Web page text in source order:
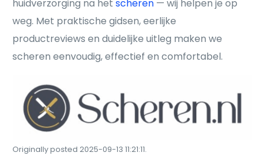
huidverzorging na hetscheren — wij helpen je op
weg. Met praktische gidsen, eerlijke
productreviews en duidelijke uitleg maken we
scheren eenvoudig, effectief en comfortabel.
Originally posted 2025-09-13 11:21:11.